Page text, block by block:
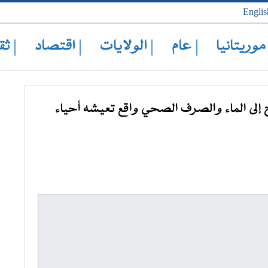
| موريتانيا | عام | الولايات | اقتصاد |
الماء والصرف الصحي واقع تعيشه أحياء